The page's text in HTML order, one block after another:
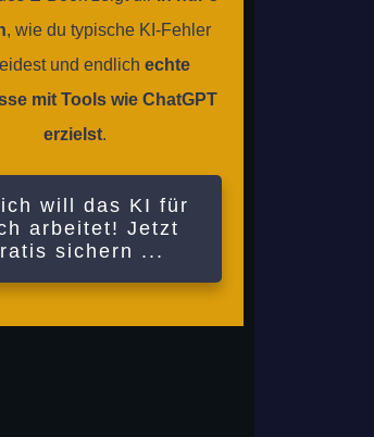
, wie du typische KI-Fehler
und endlich echte
mit Tools wie ChatGPT
erzielst.
will das KI für
arbeitet! Jetzt
sichern ...